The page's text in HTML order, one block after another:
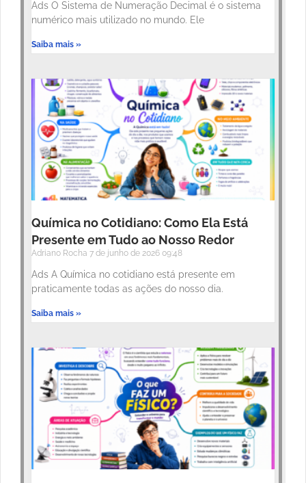
Ads O Sistema de Numeração Decimal é o sistema
numérico mais utilizado no mundo. Ele
Saiba mais »
Química no Cotidiano: Como Ela Está
Presente em Tudo ao Nosso Redor
Adriano Rocha 7 de junho de 2026 09:48
Ads A Química no cotidiano está presente em
praticamente todas as ações do nosso dia.
Saiba mais »